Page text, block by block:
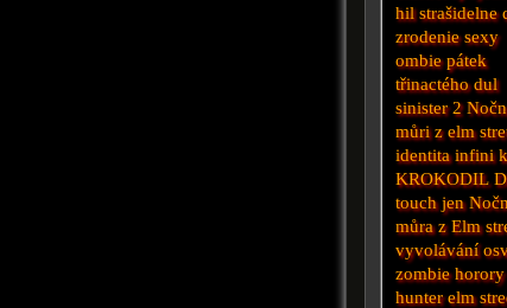
hil strašidelne
zrodenie sexy
ombie pátek
třinactého dul
sinister 2
můri z elm
identita infini
KROKODIL
touch jen
můra z Elm
vyvolávání
zombie horory
hunter elm